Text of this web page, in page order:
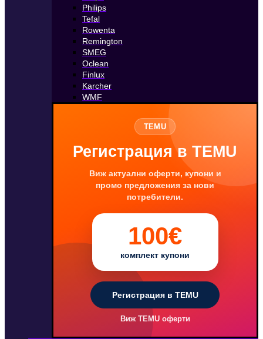
Philips
Tefal
Rowenta
Remington
SMEG
Oclean
Finlux
Karcher
WMF
TEMU
Регистрация в TEMU
Виж актуални оферти, купони и
промо предложения за нови
потребители.
100€
комплект купони
Регистрация в TEMU
Виж TEMU оферти